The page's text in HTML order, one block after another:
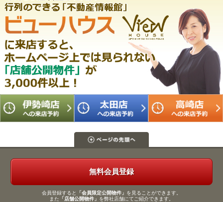
無料会員登録
会員登録すると 「会員限定公開物件」 を見ることができます。
また 「店舗公開物件」 を弊社店舗にてご紹介できます。